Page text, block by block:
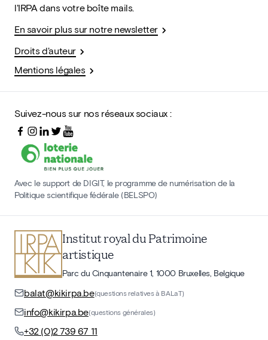
l'IRPA dans votre boîte mails.
En savoir plus sur notre newsletter
Droits d'auteur
Mentions légales
Suivez-nous sur nos réseaux sociaux :
Avec le support de DIGIT, le programme de numérisation de la
Politique scientifique fédérale (BELSPO)
Institut royal du Patrimoine
artistique
Parc du Cinquantenaire 1, 1000 Bruxelles, Belgique
balat@kikirpa.be(questions relatives à BALaT)
info@kikirpa.be(questions générales)
+32 (0)2 739 67 11